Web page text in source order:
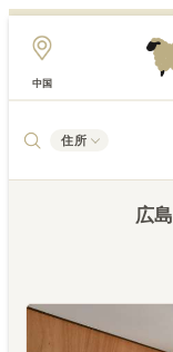
中国
住所
広島